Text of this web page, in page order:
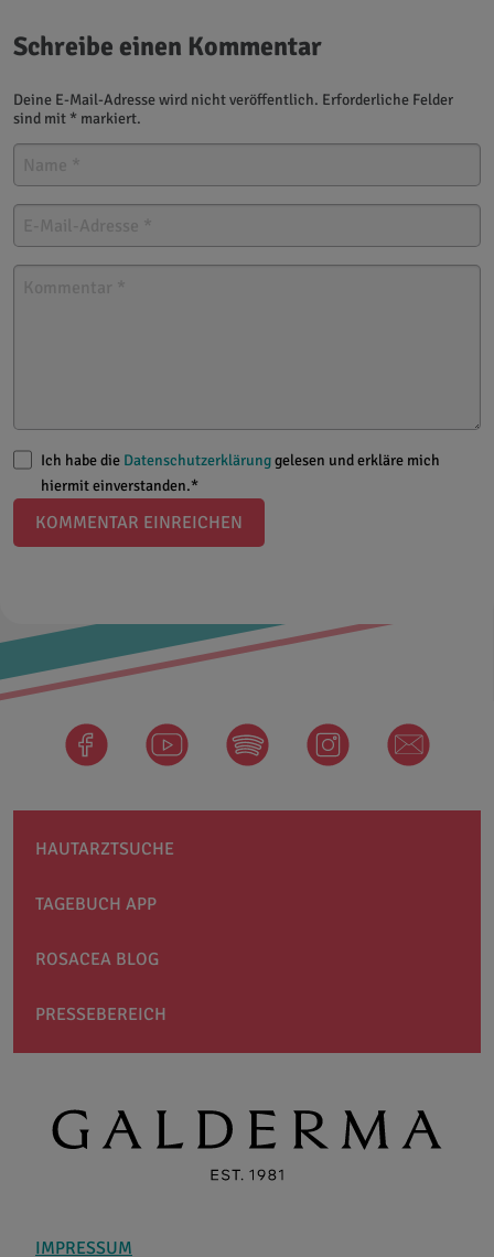
Schreibe einen Kommentar
Deine E-Mail-Adresse wird nicht veröffentlich. Erforderliche Felder
sind mit * markiert.
Ich habe die Datenschutzerklärunggelesen und erkläre mich
hiermit einverstanden.*
KOMMENTAR EINREICHEN
facebook Spotify instagram newsletter
HAUTARZTSUCHE
TAGEBUCH APP
ROSACEA BLOG
PRESSEBEREICH
IMPRESSUM